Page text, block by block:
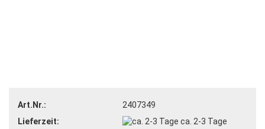
Art.Nr.:
2407349
Lieferzeit:
ca. 2-3 Tage